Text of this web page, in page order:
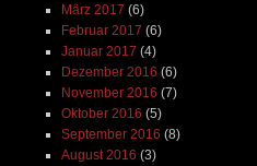
März 2017 (6)
Februar 2017 (6)
Januar 2017 (4)
Dezember 2016 (6)
November 2016 (7)
Oktober 2016 (5)
September 2016 (8)
August 2016 (3)